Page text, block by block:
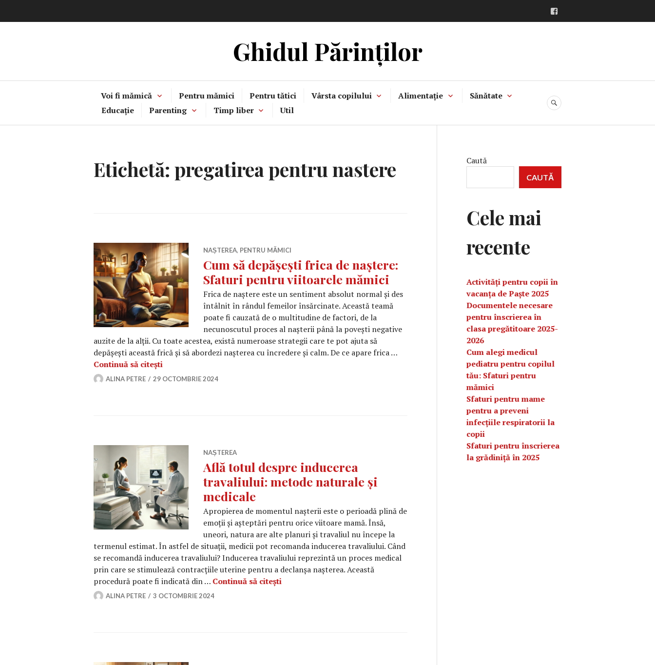
la
Ghidul Părinților
Voi fi mămică Pentru mămici Pentru tătici Vârsta copilului Alimentație
Sănătate
Educație
Parenting Timp liber Util
CĂUTARE
Etichetă: pregatirea pentru nastere
NAȘTEREA, PENTRU MĂMICI
Cum să depășești frica de naștere:
Sfaturi pentru viitoarele mămici
Frica de naștere este un sentiment absolut normal și des
întâlnit în rândul femeilor însărcinate. Această teamă
poate fi cauzată de o multitudine de factori, de la
necunoscutul proces al nașterii până la povești negative
auzite de la alții. Cu toate acestea, există numeroase strategii care te pot ajuta să
depășești această frică și să abordezi nașterea cu încredere și calm. De ce apare frica …
Continuă să citești
ALINA PETRE 29 OCTOMBRIE 2024
NAȘTEREA
Află totul despre inducerea
travaliului: metode naturale și
medicale
Apropierea de momentul nașterii este o perioadă plină de
emoții și așteptări pentru orice viitoare mamă. Însă,
uneori, natura are alte planuri și travaliul nu începe la
termenul estimat. În astfel de situații, medicii pot recomanda inducerea travaliului. Când
se recomandă inducerea travaliului? Inducerea travaliului reprezintă un proces medical
prin care se stimulează contracțiile uterine pentru a declanșa nașterea. Această
procedură poate fi indicată din … Continuă să citești
ALINA PETRE 3 OCTOMBRIE 2024
Caută
CAUTĂ
Cele mai
recente
Activități pentru copii în
vacanța de Paște 2025
Documentele necesare
pentru înscrierea în
clasa pregătitoare 2025-
2026
Cum alegi medicul
pediatru pentru copilul
tău: Sfaturi pentru
mămici
Sfaturi pentru mame
pentru a preveni
infecțiile respiratorii la
copii
Sfaturi pentru înscrierea
la grădiniță în 2025